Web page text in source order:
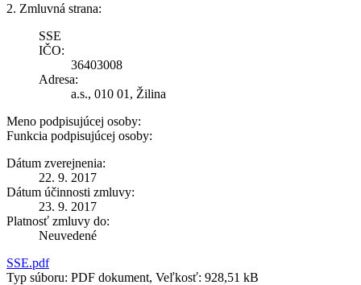
2. Zmluvná strana:
SSE
IČO:
36403008
Adresa:
a.s., 010 01, Žilina
Meno podpisujúcej osoby:
Funkcia podpisujúcej osoby:
Dátum zverejnenia:
22. 9. 2017
Dátum účinnosti zmluvy:
23. 9. 2017
Platnosť zmluvy do:
Neuvedené
SSE.pdf
Typ súboru: PDF dokument, Veľkosť: 928,51 kB